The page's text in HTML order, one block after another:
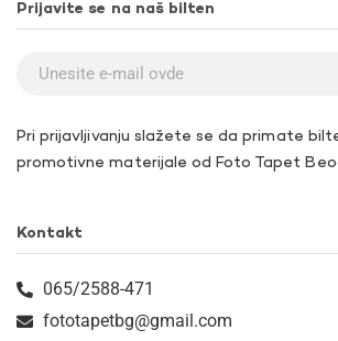
Prijavite se na naš bilten
Pri prijavljivanju slažete se da primate
promotivne materijale od Foto Tapet
Kontakt
065/2588-471
fototapetbg@gmail.com